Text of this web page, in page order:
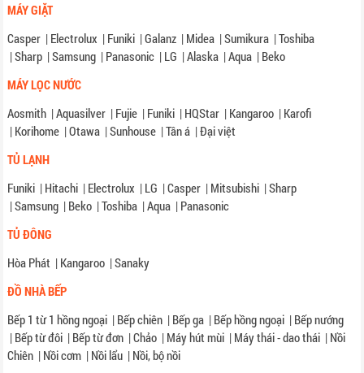
MÁY GIẶT
Casper | Electrolux | Funiki |Galanz | Midea |Sumikura |Toshiba
|Sharp |Samsung | Panasonic | LG |Alaska |Aqua | Beko
MÁY LỌC NƯỚC
Aosmith |Aquasilver | Fujie | Funiki | HQStar | Kangaroo | Karofi
| Korihome |Otawa |Sunhouse |Tân á |Đại việt
TỦ LẠNH
Funiki | Hitachi | Electrolux | LG |Casper | Mitsubishi |Sharp
|Samsung | Beko |Toshiba |Aqua | Panasonic
TỦ ĐÔNG
Hòa Phát | Kangaroo |Sanaky
ĐỒ NHÀ BẾP
Bếp 1 từ 1 hồng ngoại | Bếp chiên | Bếp ga | Bếp hồng ngoại | Bếp nướng
| Bếp từ đôi | Bếp từ đơn |Chảo | Máy hút mùi | Máy thái - dao thái | Nồi
Chiên | Nồi cơm | Nồi lẩu | Nồi, bộ nồi